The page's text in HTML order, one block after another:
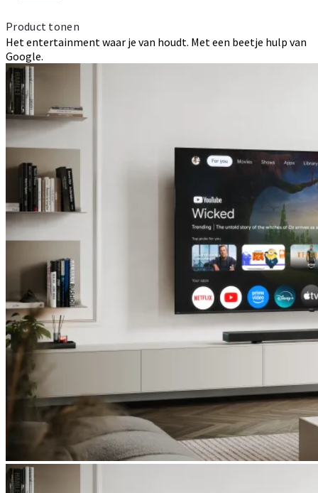
Product tonen
Het entertainment waar je van houdt. Met een beetje hulp van
Google.